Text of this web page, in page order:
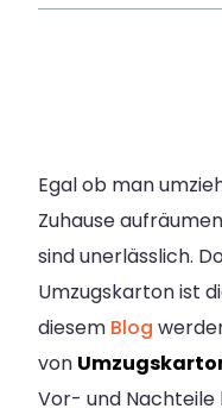
Egal ob man
Zuhause
sind unerlässlich.
Umzugskarton ist
diesem Blog
von
Vor- und